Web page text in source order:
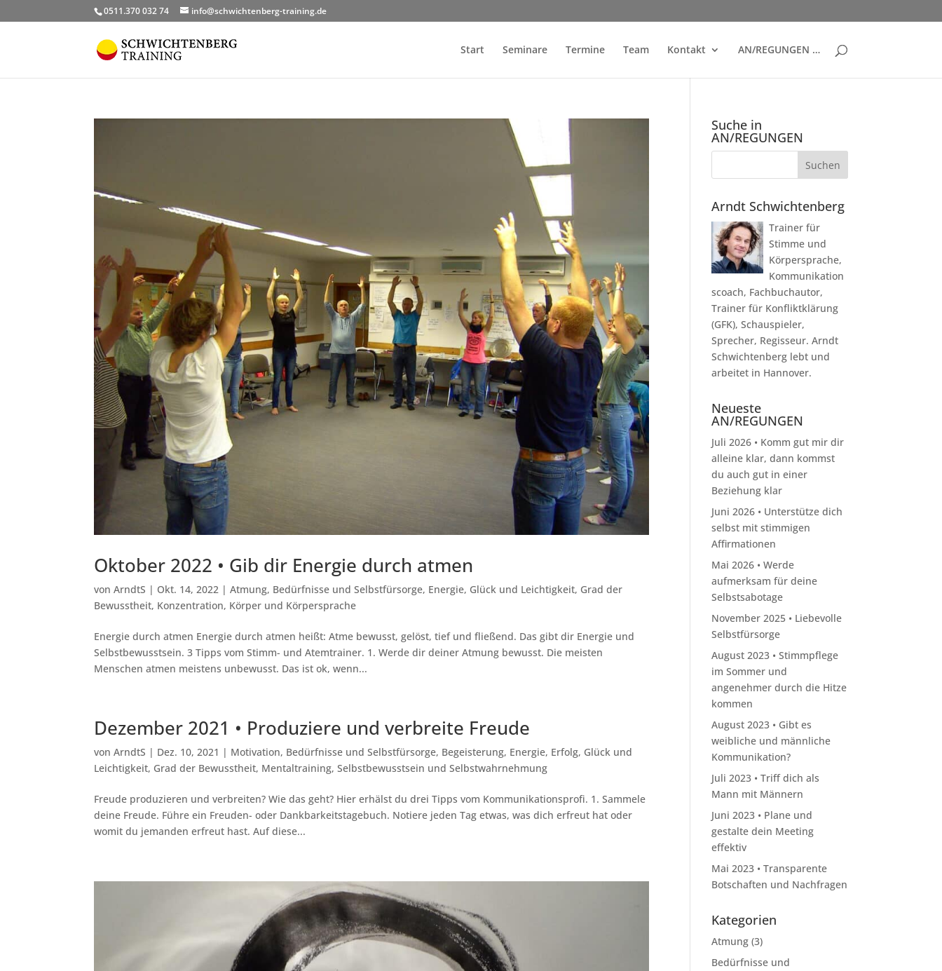
0511.370 032 74 info@schwichtenberg-training.de
Start Seminare Termine Team Kontakt AN/REGUNGEN …
Oktober 2022 • Gib dir Energie durch atmen
vonArndtS | Okt. 14, 2022 |Atmung, Bedürfnisse und Selbstfürsorge, Energie, Glück und Leichtigkeit, Grad der
Bewusstheit, Konzentration, Körper und Körpersprache
Energie durch atmen Energie durch atmen heißt: Atme bewusst, gelöst, tief und fließend. Das gibt dir Energie und
Selbstbewusstsein. 3 Tipps vom Stimm- und Atemtrainer. 1. Werde dir deiner Atmung bewusst. Die meisten
Menschen atmen meistens unbewusst. Das ist ok, wenn...
Dezember 2021 • Produziere und verbreite Freude
vonArndtS | Dez. 10, 2021 | Motivation, Bedürfnisse und Selbstfürsorge, Begeisterung, Energie, Erfolg, Glück und
Leichtigkeit, Grad der Bewusstheit, Mentaltraining,Selbstbewusstsein und Selbstwahrnehmung
Freude produzieren und verbreiten? Wie das geht? Hier erhälst du drei Tipps vom Kommunikationsprofi. 1. Sammele
deine Freude. Führe ein Freuden- oder Dankbarkeitstagebuch. Notiere jeden Tag etwas, was dich erfreut hat oder
womit du jemanden erfreut hast. Auf diese...
Suche in
AN/REGUNGEN
Arndt Schwichtenberg
Trainer für
Stimme und
Körpersprache,
Kommunikation
scoach, Fachbuchautor,
Trainer für Konfliktklärung
(GFK), Schauspieler,
Sprecher, Regisseur. Arndt
Schwichtenberg lebt und
arbeitet in Hannover.
Neueste
AN/REGUNGEN
Juli 2026 • Komm gut mir dir
alleine klar, dann kommst
du auch gut in einer
Beziehung klar
Juni 2026 • Unterstütze dich
selbst mit stimmigen
Affirmationen
Mai 2026 • Werde
aufmerksam für deine
Selbstsabotage
November 2025 • Liebevolle
Selbstfürsorge
August 2023 • Stimmpflege
im Sommer und
angenehmer durch die Hitze
kommen
August 2023 • Gibt es
weibliche und männliche
Kommunikation?
Juli 2023 • Triff dich als
Mann mit Männern
Juni 2023 • Plane und
gestalte dein Meeting
effektiv
Mai 2023 • Transparente
Botschaften und Nachfragen
Kategorien
Atmung (3)
Bedürfnisse und